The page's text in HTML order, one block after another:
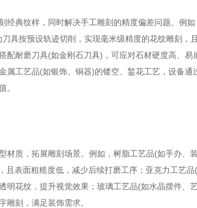
纹样，同时解决手工雕刻的精度偏差问题。例如
具按预设轨迹切削，实现毫米级精度的花纹雕刻，
配耐磨刀具(如金刚石刀具)，可应对石材硬度高、易
工艺品(如银饰、铜器)的镂空、錾花工艺，设备通
。
，拓展雕刻场景。例如，树脂工艺品(如手办、装
表面粗糙度低，减少后续打磨工序；亚克力工艺
花纹，提升视觉效果；玻璃工艺品(如水晶摆件、
雕刻，满足装饰需求。